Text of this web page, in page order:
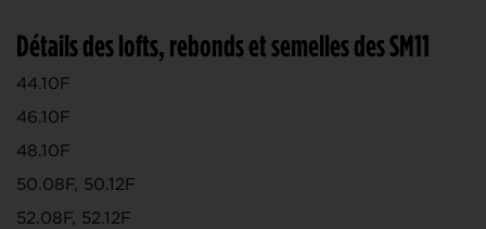
Détails des lofts, rebonds et semelles des SM11
44.10F
46.10F
48.10F
50.08F, 50.12F
52.08F, 52.12F